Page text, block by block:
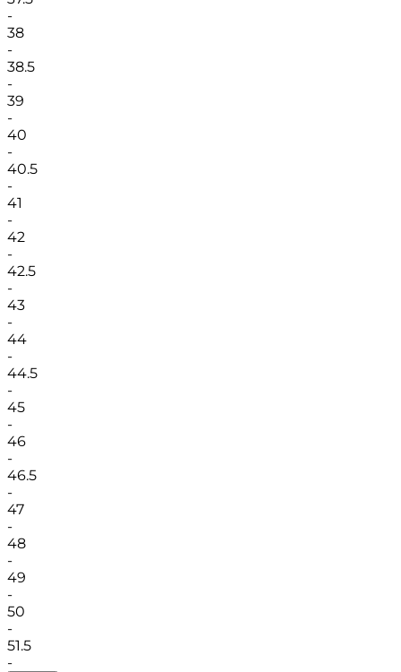
-
38
-
38.5
-
39
-
40
-
40.5
-
41
-
42
-
42.5
-
43
-
44
-
44.5
-
45
-
46
-
46.5
-
47
-
48
-
49
-
50
-
51.5
-